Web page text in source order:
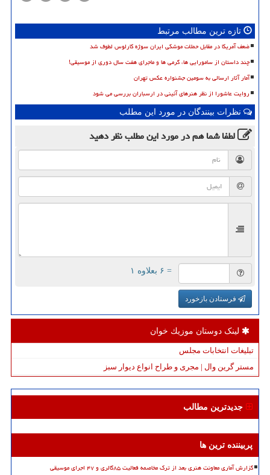
تازه ترین مطالب مرتبط
ضعف آمریکا در مقابل حملات موشکی ایران سوژه کارلوس لطوف شد
چند داستان از سامورایی ها، گرمی ها و ماجرای هفت سال دوری از موسیقی!
آمار آثار ارسالی به سومین جشنواره عکس تهران
روایت عاشورا از نظر هنرهای آئینی در ارسباران بررسی می شود
نظرات بینندگان در مورد این مطلب
لطفا شما همدر مورد این مطلبنظر دهید
= ۶ بعلاوه ۱
فرستادن بازخورد
لینک دوستان موزیك خوان
تبلیغات انتخابات مجلس
مستر گرین وال | مجری و طراح انواع دیوار سبز
جدیدترین مطالب
پربیننده ترین ها
گزارش آماری معاونت هنری بعد از ترک مخاصمه فعالیت ۸۵گالری و ۴۷ اجرای موسیقی